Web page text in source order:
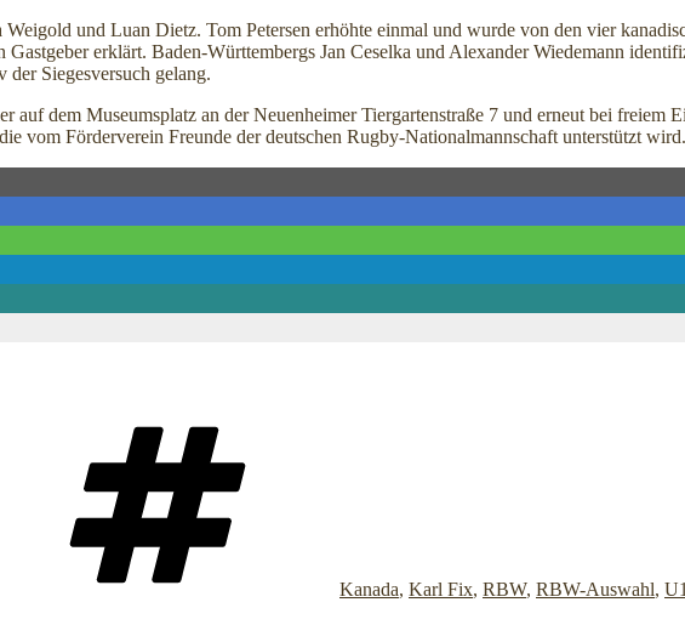
und Luan Dietz. Tom Petersen erhöhte einmal und wurde von den vier
erklärt. Baden-Württembergs Jan Ceselka und Alexander Wiedemann
der Siegesversuch gelang.
auf dem Museumsplatz an der Neuenheimer Tiergartenstraße 7 und erneut bei freiem
vom Förderverein Freunde der deutschen Rugby-Nationalmannschaft unterstützt wird.
Kanada, Karl Fix, RBW, RBW-Auswahl,